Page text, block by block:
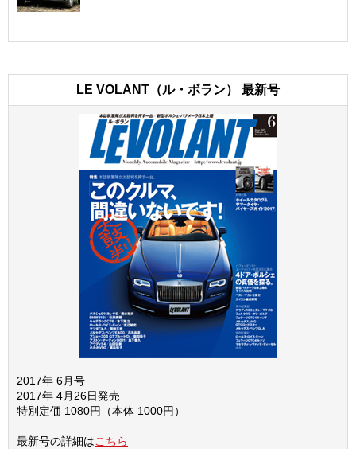
LE VOLANT（ル・ボラン） 最新号
2017年 6月号
2017年 4月26日発売
特別定価 1080円（本体 1000円）
最新号の詳細はこちら